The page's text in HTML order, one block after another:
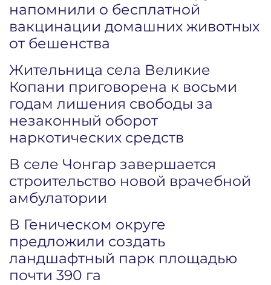
напомнили о бесплатной
вакцинации домашних животных
от бешенства
Жительница села Великие
Копани приговорена к восьми
годам лишения свободы за
незаконный оборот
наркотических средств
В селе Чонгар завершается
строительство новой врачебной
амбулатории
В Геническом округе
предложили создать
ландшафтный парк площадью
почти 390 га